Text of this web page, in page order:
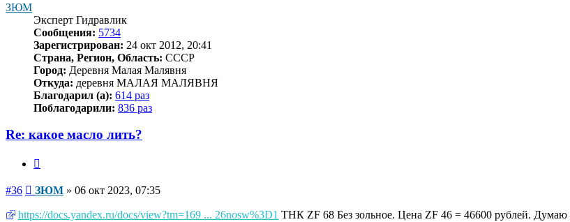
ЗЮМ
Эксперт Гидравлик
Сообщения: 5734
Зарегистрирован: 24 окт 2012, 20:41
Страна, Регион, Область: СССР
Город: Деревня Малая Малявня
Откуда: деревня МАЛАЯ МАЛЯВНЯ
Благодарил (а): 614 раз
Поблагодарили: 836 раз
Re: какое масло лить?
#36 Сообщение
ЗЮМ » 06 окт 2023, 07:35
https://docs.yandex.ru/docs/view?tm=169 ... 26nosw%3D1 ТНК ZF 68 Без зольное. Цена ZF 46 = 46600 рублей.